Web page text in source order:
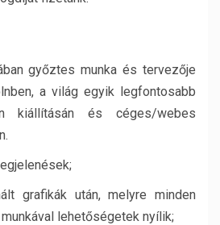
győztes munka és tervezője
a világ egyik legfontosabb
kiállításán és céges/webes
grafikák után, melyre minden
lehetőségetek nyílik;